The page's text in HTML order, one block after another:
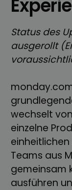
Status des
ausgerollt
wechselt
einzelne
einheitlichen
Teams aus
gemeinsam
ausführen